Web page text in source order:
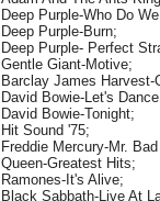
Deep Purple-Who Do
Deep Purple-Burn;
Deep Purple- Perfect
Gentle Giant-Motive;
Barclay James Harvest-
David Bowie-Let's
David Bowie-Tonight;
Hit Sound '75;
Freddie Mercury-Mr.
Queen-Greatest Hits;
Ramones-It's Alive;
Black Sabbath-Live At